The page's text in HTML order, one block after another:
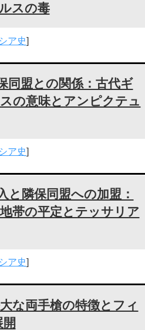
スの毒
ア史]
同盟との関係：古代ギ
の意味とアンピクテュ
ア史]
と隣保同盟への加盟：
帯の平定とテッサリア
ア史]
な両手槍の特徴とフィ